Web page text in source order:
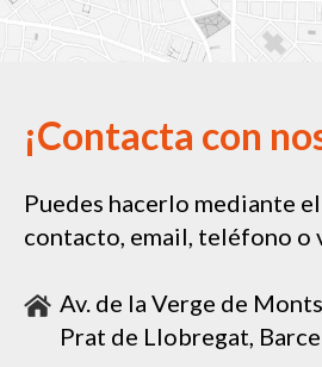
¡Contacta con
Puedes hacerlo mediante
contacto, email, teléfono o
Av. de la Verge de
Prat de Llobregat,